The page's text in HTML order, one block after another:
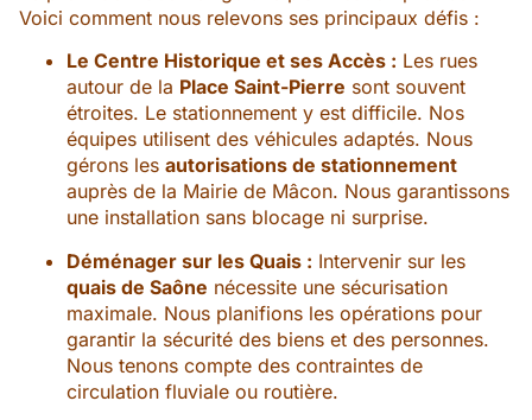
Voici comment nous relevons ses principaux défis :
Le Centre Historique et ses Accès : Les rues
autour de la Place Saint-Pierre sont souvent
étroites. Le stationnement y est difficile. Nos
équipes utilisent des véhicules adaptés. Nous
gérons les autorisations de stationnement
auprès de la Mairie de Mâcon. Nous garantissons
une installation sans blocage ni surprise.
Déménager sur les Quais : Intervenir sur les
quais de Saône nécessite une sécurisation
maximale. Nous planifions les opérations pour
garantir la sécurité des biens et des personnes.
Nous tenons compte des contraintes de
circulation fluviale ou routière.